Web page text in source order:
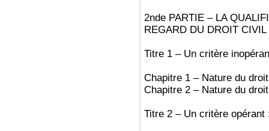
2nde PARTIE – LA
REGARD DU DROIT CIVIL
Titre 1 – Un critère
Chapitre 1 – Nature du
Chapitre 2 – Nature du
Titre 2 – Un critère